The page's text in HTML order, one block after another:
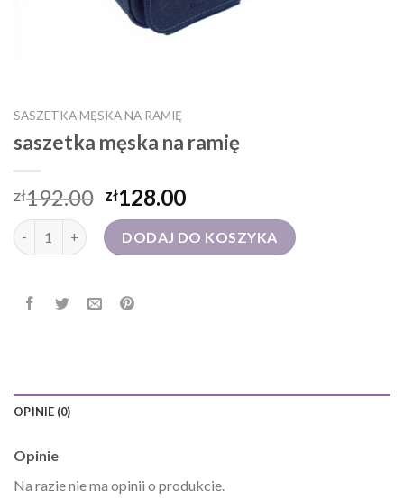
SASZETKA MĘSKA NA RAMIĘ
saszetka męska na ramię
zł192.00 zł128.00
ilość saszetka męska na ramięDODAJ DO KOSZYKA
OPINIE (0)
Opinie
Na razie nie ma opinii o produkcie.